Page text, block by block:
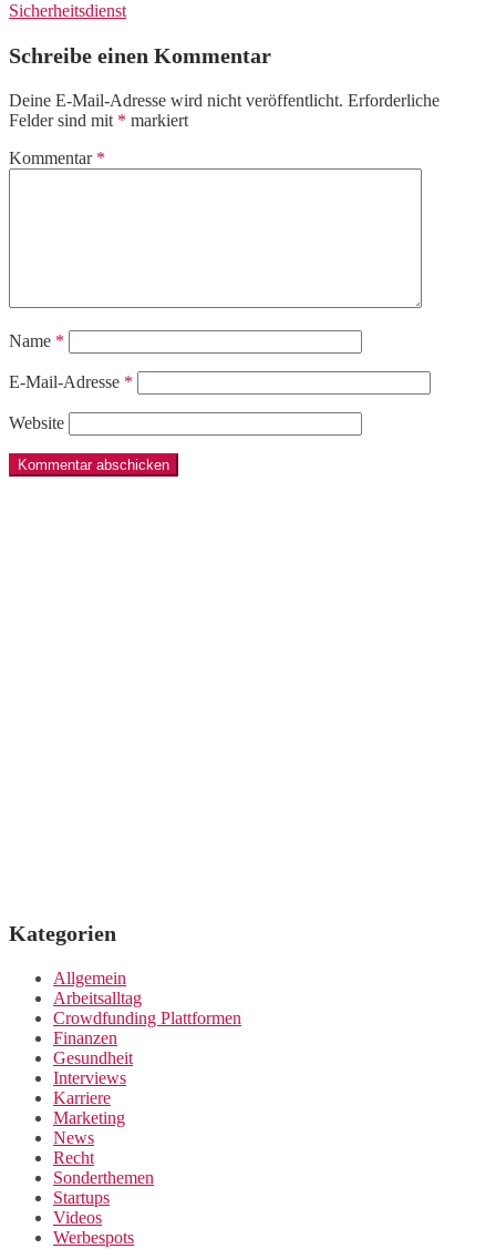
Sicherheitsdienst
Schreibe einen Kommentar
Deine E-Mail-Adresse wird nicht veröffentlicht. Erforderliche
Felder sind mit * markiert
Kommentar *
Name *
E-Mail-Adresse *
Website
Kategorien
Allgemein
Arbeitsalltag
Crowdfunding Plattformen
Finanzen
Gesundheit
Interviews
Karriere
Marketing
News
Recht
Sonderthemen
Startups
Videos
Werbespots